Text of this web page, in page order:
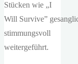
Stücken wie „I
Will Survive”
stimmungsvoll
weitergeführt.